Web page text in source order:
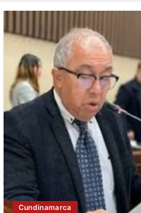
Cundinamarca